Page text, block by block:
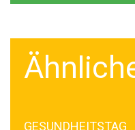
GESUNDHEITSTAG